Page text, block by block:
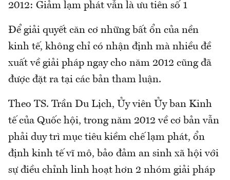
2012: Giảm lạm phát vẫn là ưu tiên số 1
Để giải quyết căn cơ những bất ổn của nền
kinh tế, không chỉ có nhận định mà nhiều đề
xuất về giải pháp ngay cho năm 2012 cũng đã
được đặt ra tại các bản tham luận.
Theo TS. Trần Du Lịch, Ủy viên Ủy ban Kinh
tế của Quốc hội, trong năm 2012 về cơ bản vẫn
phải duy trì mục tiêu kiềm chế lạm phát, ổn
định kinh tế vĩ mô, bảo đảm an sinh xã hội với
sự điều chỉnh linh hoạt hơn 2 nhóm giải pháp